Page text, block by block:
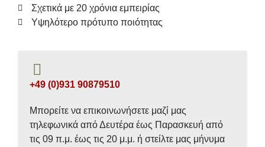
Σχετικά με 20 χρόνια εμπειρίας
Υψηλότερο πρότυπο ποιότητας
+49 (0)931 90879510
Μπορείτε να επικοινωνήσετε μαζί μας
τηλεφωνικά από Δευτέρα έως Παρασκευή από
τις 09 π.μ. έως τις 20 μ.μ. ή στείλτε μας μήνυμα